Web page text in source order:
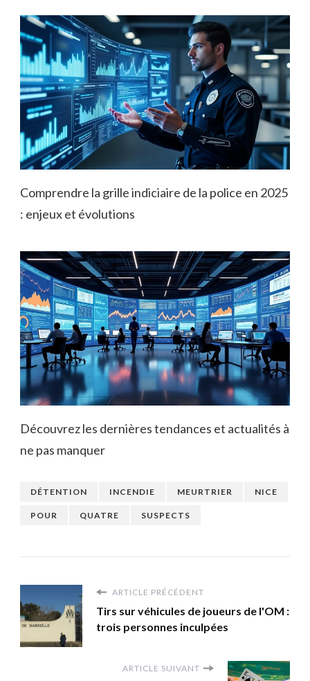
Comprendre la grille indiciaire de la police en 2025
: enjeux et évolutions
Découvrez les dernières tendances et actualités à
ne pas manquer
DÉTENTION INCENDIE MEURTRIER NICE
POUR QUATRE SUSPECTS
ARTICLE PRÉCÉDENT
Tirs sur véhicules de joueurs de l'OM :
trois personnes inculpées
ARTICLE SUIVANT